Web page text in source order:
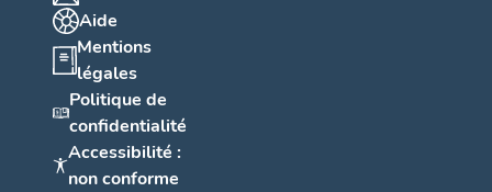
Aide
Mentions
légales
Politique de
confidentialité
Accessibilité :
non conforme